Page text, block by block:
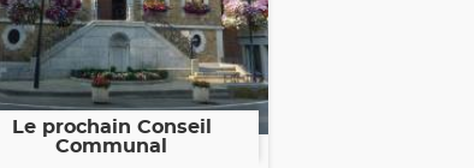
Le prochain Conseil
Communal